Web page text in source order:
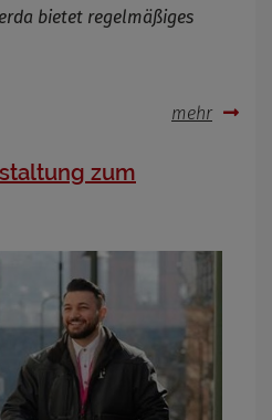
bietet regelmäßiges
mehr
zum